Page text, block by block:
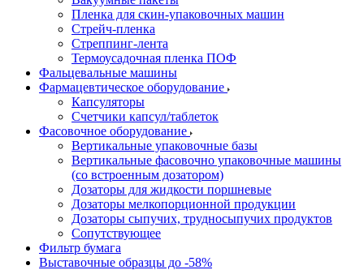
Пленка для скин-упаковочных машин
Стрейч-пленка
Стреппинг-лента
Термоусадочная пленка ПОФ
Фальцевальные машины
Фармацевтическое оборудование
Капсуляторы
Счетчики капсул/таблеток
Фасовочноe оборудование
Вертикальные упаковочные базы
Вертикальные фасовочно упаковочные машины
(со встроенным дозатором)
Дозаторы для жидкости поршневые
Дозаторы мелкопорционной продукции
Дозаторы сыпучих, трудносыпучих продуктов
Сопутствующее
Фильтр бумага
Выставочные образцы до -58%